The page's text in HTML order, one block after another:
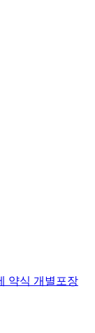
약식 개별포장